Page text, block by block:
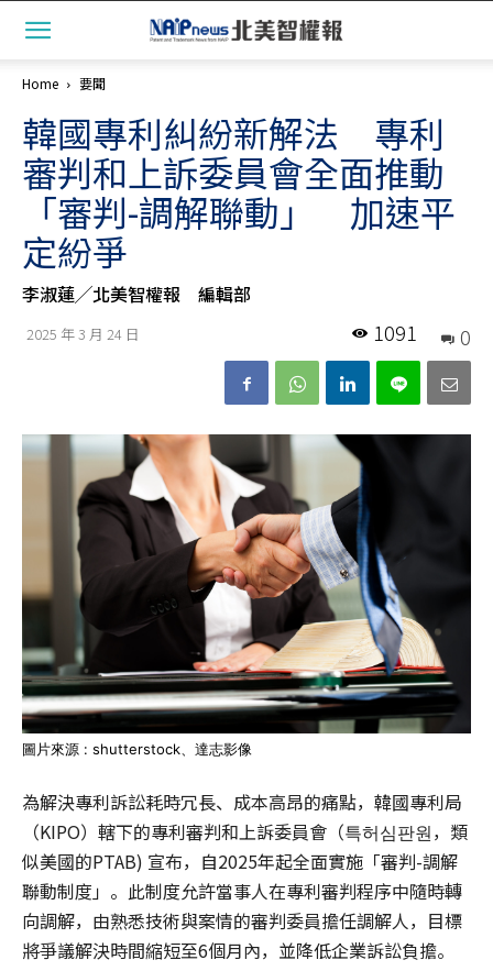
Home 要聞
韓國專利糾紛新解法 專利
審判和上訴委員會全面推動
「審判-調解聯動」 加速平
定紛爭
李淑蓮╱北美智權報 編輯部
2025 年 3 月 24 日 0
1091
圖片來源 : shutterstock、達志影像
為解決專利訴訟耗時冗長、成本高昂的痛點，韓國專利局
（KIPO）轄下的專利審判和上訴委員會 （특허심판원，類
似美國的PTAB) 宣布，自2025年起全面實施「審判-調解
聯動制度」。此制度允許當事人在專利審判程序中隨時轉
向調解，由熟悉技術與案情的審判委員擔任調解人，目標
將爭議解決時間縮短至6個月內，並降低企業訴訟負擔。